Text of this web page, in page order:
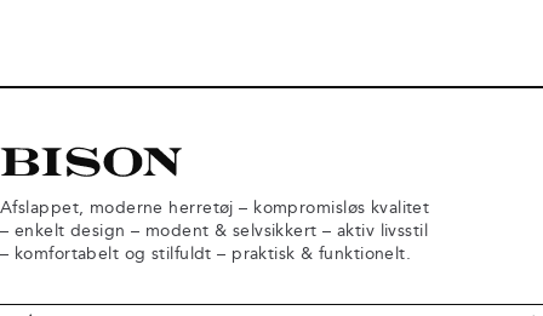
Afslappet, moderne herretøj – kompromisløs kvalitet
– enkelt design – modent & selvsikkert – aktiv livsstil
– komfortabelt og stilfuldt – praktisk & funktionelt.